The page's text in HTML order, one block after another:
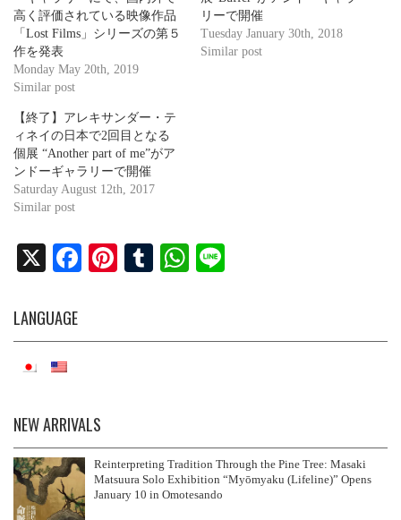
高く評価されている映像作品
「Lost Films」シリーズの第５
作を発表
Monday May 20th, 2019
Similar post
リーで開催
Tuesday January 30th, 2018
Similar post
【終了】アレキサンダー・テ
ィネイの日本で2回目となる
個展 “Another part of me”がア
ンドーギャラリーで開催
Saturday August 12th, 2017
Similar post
X
Fa
ok
Pi
es
T
bl
W
A
LANGUAGE
NEW ARRIVALS
Reinterpreting Tradition Through the Pine Tree: Masaki
Matsuura Solo Exhibition “Myōmyaku (Lifeline)” Opens
January 10 in Omotesando